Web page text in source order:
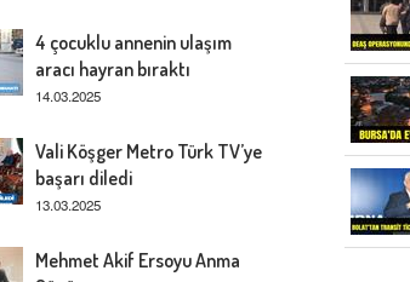
4 çocuklu annenin ulaşım
aracı hayran bıraktı
14.03.2025
Vali Köşger Metro Türk TV’ye
başarı diledi
13.03.2025
Mehmet Akif Ersoyu Anma